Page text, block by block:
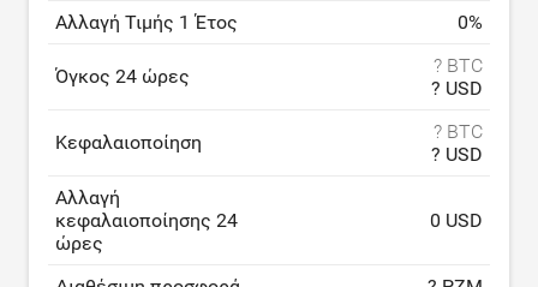
Αλλαγή Τιμής 1 Έτος 0%
Όγκος 24 ώρες
? BTC
? USD
Κεφαλαιοποίηση
? BTC
? USD
Αλλαγή
κεφαλαιοποίησης 24
ώρες
0 USD